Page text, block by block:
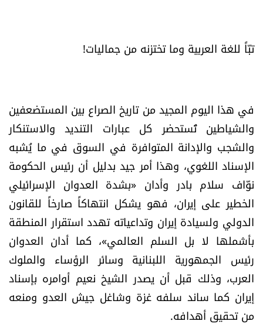
فيديو
للتواصل معنا
شروط الاستخدام
شروط الإشتراك
Digital solutions by
تبّاً للغة العربية وما تختزنه من جماليات!
في هذا اليوم المجيد من تاريخ الصراع بين المستضعفين
والشياطين تُستحضر كل عبارات التنديد والاستنكار
والشجب والإدانة المتوافرة في السوق في ما يُشبه
الإسناد اللغوي، وهذا أمر جيد بدليل أن رئيس الحكومة
نوّاف سلام بادر وأدان «بشدة العدوان الإسرائيلي
الخطير على إيران، فهو يشكل انتهاكاً صارخاً للقانون
الدولي ولسيادة إيران وتداعياته تهدد استقرار المنطقة
بأشملها لا بل السلم العالمي»، كما أدان العدوان
رئيس الجمهورية اللبنانية وسائر الرؤساء والملوك
العرب، وذلك قبل أن يصدر الشيخ نعيم أوامره بإسناد
إيران كما ساند سلفه غزة وشاغل جيش العدو ومنعه
من تحقيق أهدافه.